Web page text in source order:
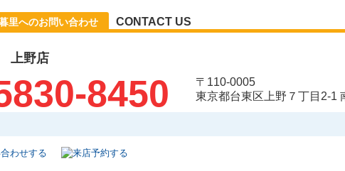
里へのお問い合わせ CONTACT US
上野店
8450
〒110-0005
東京都台東区上野７丁目2-1